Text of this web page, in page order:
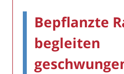
Bepflanzte
begleiten